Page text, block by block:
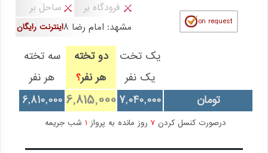
فرودگاه بر
ساحل بر
اینترنت رایگان مشهد: امام رضا 8
یک تخت
یک نفر
دو تخته
هر نفر؟
سه تخته
هر نفر
تومان
7,040,000
6,815,000
6,810,000
درصورت کنسل کردن 7 روز مانده به پرواز شب جریمه